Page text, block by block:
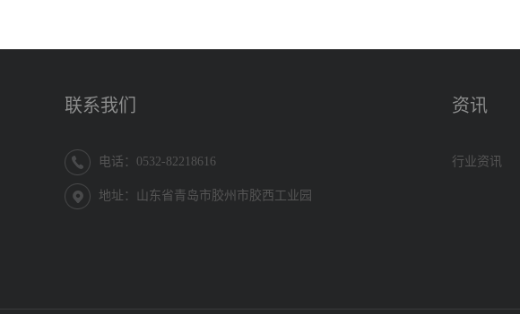
联系我们
电话：0532-82218616
地址：山东省青岛市胶州市胶西工业园
资讯
行业资讯